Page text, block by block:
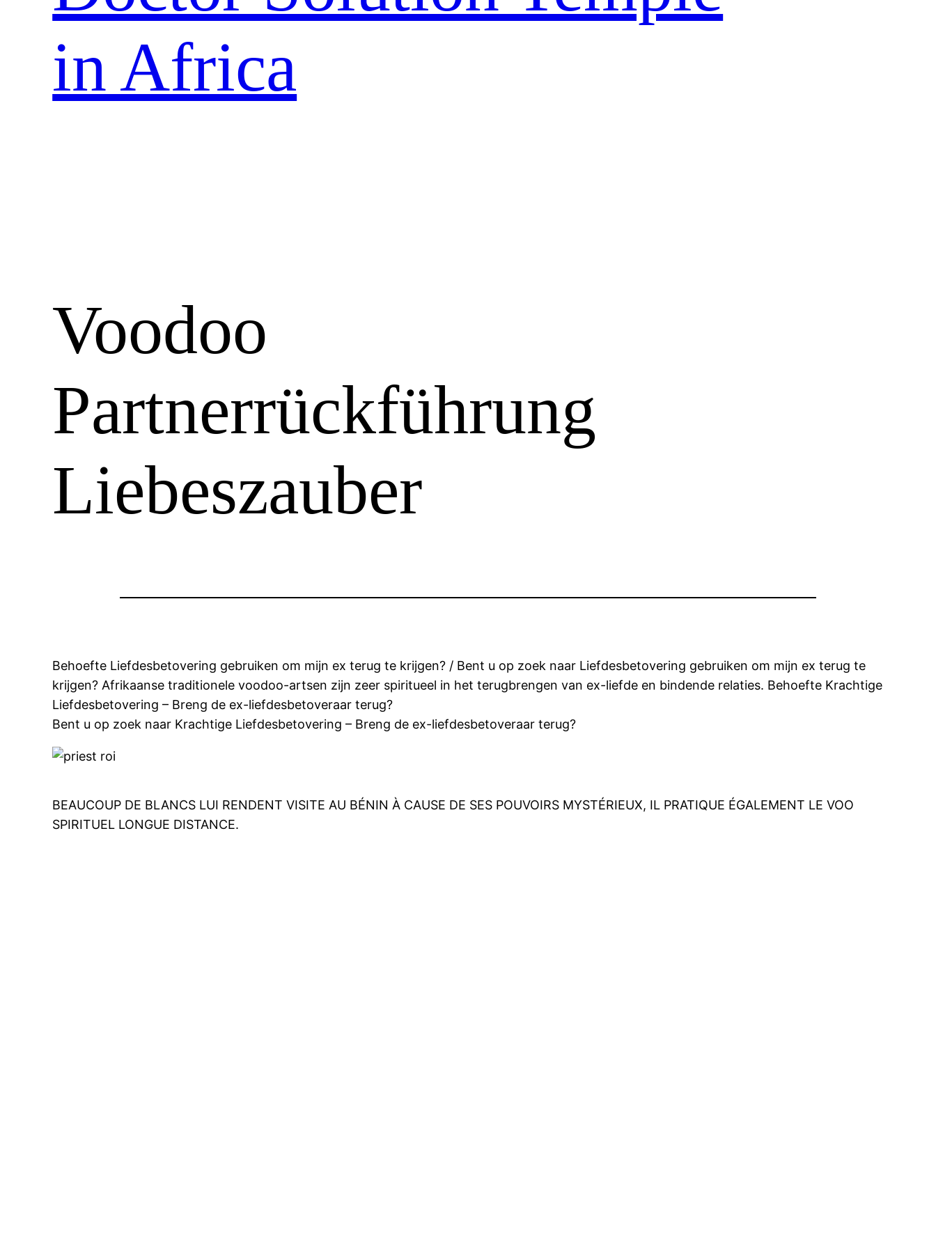
in Africa
Voodoo
Partnerrückführung
Liebeszauber
Behoefte Liefdesbetovering gebruiken om mijn ex terug te krijgen? / Bent u op zoek naar Liefdesbetovering gebruiken om mijn ex terug te
krijgen? Afrikaanse traditionele voodoo-artsen zijn zeer spiritueel in het terugbrengen van ex-liefde en bindende relaties. Behoefte Krachtige
Liefdesbetovering – Breng de ex-liefdesbetoveraar terug?
Bent u op zoek naar Krachtige Liefdesbetovering – Breng de ex-liefdesbetoveraar terug?
BEAUCOUP DE BLANCS LUI RENDENT VISITE AU BÉNIN À CAUSE DE SES POUVOIRS MYSTÉRIEUX, IL PRATIQUE ÉGALEMENT LE VOO
SPIRITUEL LONGUE DISTANCE.